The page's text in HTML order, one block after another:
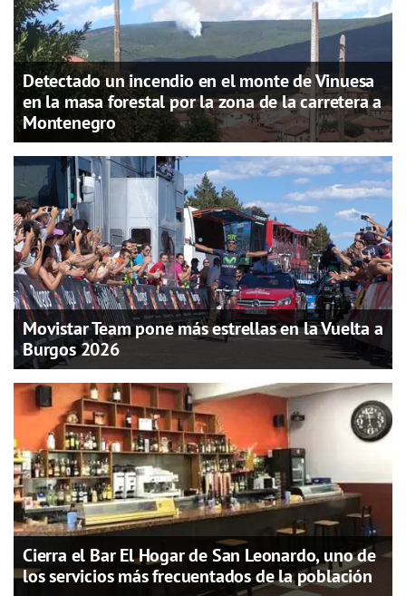
Detectado un incendio en el monte de Vinuesa
en la masa forestal por la zona de la carretera a
Montenegro
Movistar Team pone más estrellas en la Vuelta a
Burgos 2026
Cierra el Bar El Hogar de San Leonardo, uno de
los servicios más frecuentados de la población